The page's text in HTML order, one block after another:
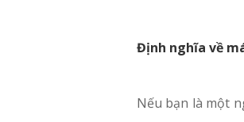
Định nghĩa về
Nếu bạn là một